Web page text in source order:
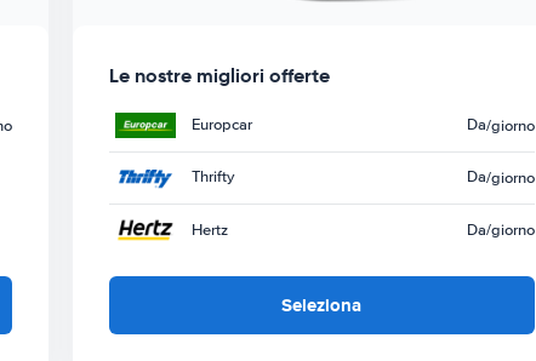
Le nostre migliori offerte
Europcar Da/giorno
Thrifty Da/giorno
Hertz Da/giorno
Seleziona